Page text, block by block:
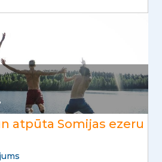
atpūta Somijas ezeru